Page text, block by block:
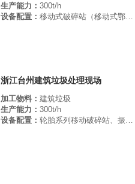
生产能力： 300t/h
设备配置： 移动式破碎站（移动式鄂破、移动式圆锥破、移动式振动筛）
浙江台州建筑垃圾处理现场
加工物料： 建筑垃圾
生产能力： 300t/h
设备配置： 轮胎系列移动破碎站、振动给料机、皮带输送机等